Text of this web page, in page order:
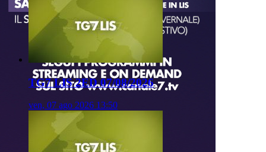
TG7 LIS 2ED 07/08/2026
ven, 07 ago 2026 13:50